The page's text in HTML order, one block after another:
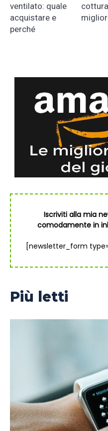
ventilato: quale
acquistare e
perché
Iscriviti alla mia
comodamente in
[newsletter_form
Più letti